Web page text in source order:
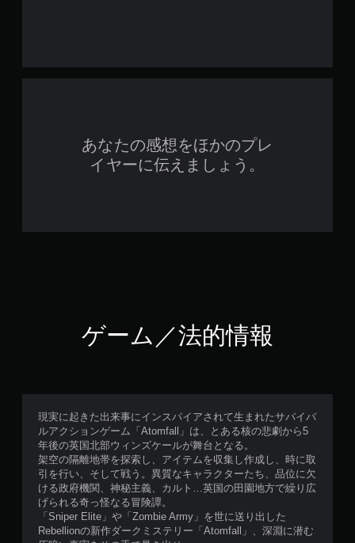
あなたの感想をほかのプレ
イヤーに伝えましょう。
ゲーム／法的情報
現実に起きた出来事にインスパイアされて生まれたサバイバ
ルアクションゲーム「Atomfall」は、とある核の悲劇から5
年後の英国北部ウィンズケールが舞台となる。
架空の隔離地帯を探索し、アイテムを収集し作成し、時に取
引を行い、そして戦う。異質なキャラクターたち、品位に欠
ける政府機関、神秘主義、カルト…英国の田園地方で繰り広
げられる奇っ怪なる冒険譚。
「Sniper Elite」や「Zombie Army」を世に送り出した
Rebellionの新作ダークミステリー「Atomfall」、深淵に潜む